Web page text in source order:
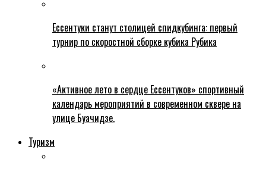
Ессентуки станут столицей спидкубинга: первый
турнир по скоростной сборке кубика Рубика
«Активное лето в сердце Ессентуков» спортивный
календарь мероприятий в современном сквере на
улице Буачидзе.
Туризм